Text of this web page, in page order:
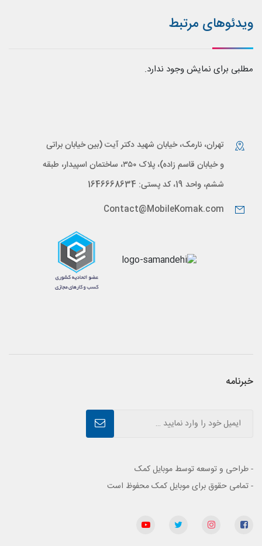
ویدئوهای مرتبط
مطلبی برای نمایش وجود ندارد.
تهران، نارمک، خیابان شهید دکتر آیت (بین خیابان براتی
و خیابان قاسم زاده)، پلاک ۳۵۰، ساختمان اسپیدار، طبقه
ششم، واحد 19، کد پستی: 1646668634
Contact@MobileKomak.com
خبرنامه
- طراحی و توسعه توسط موبایل کمک
- تمامی حقوق برای موبایل کمک محفوظ است